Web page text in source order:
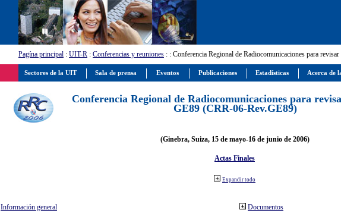
Pagína principal : UIT-R : Conferencias y reuniones : : Conferencia Regional de Radiocomunicaciones para
Conferencia Regional de Radiocomunicaciones para
GE89 (CRR-06-Rev.GE89)
(Ginebra, Suiza, 15 de mayo-16 de junio de 2006)
Actas Finales
Expandir todo
Información general Documentos
Sectores de la UIT Sala de prensa Eventos Publicaciones Estadísticas Acerca de